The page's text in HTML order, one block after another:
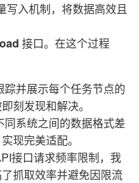
写入机制，将数据高效且
接口。在这个过程
踪并展示每个任务节点的
刻发现和解决。
同系统之间的数据格式差
现完美适配。
接口请求频率限制，我
抓取效率并避免因限流